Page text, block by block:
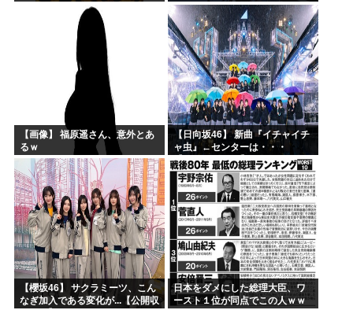
【画像】 福原遥さん、意外とあ
るｗ
【日向坂46】 新曲『イチャイチ
ャ虫』←センターは・・・
【18thシングル】
【櫻坂46】 サクラミーツ、こん
なぎ加入である変化が...【公開収
日本をダメにした総理大臣、ワ
ースト１位が同点でこの人ｗｗ